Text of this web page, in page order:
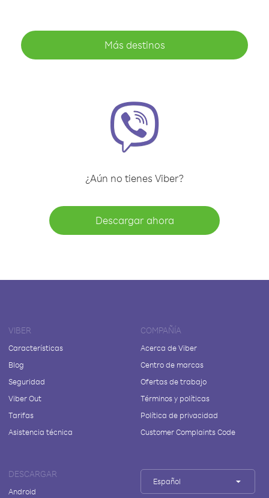
Más destinos
¿Aún no tienes Viber?
Descargar ahora
VIBER
Características
Blog
Seguridad
Viber Out
Tarifas
Asistencia técnica
COMPAÑÍA
Acerca de Viber
Centro de marcas
Ofertas de trabajo
Términos y políticas
Política de privacidad
Customer Complaints Code
DESCARGAR
Android
Español